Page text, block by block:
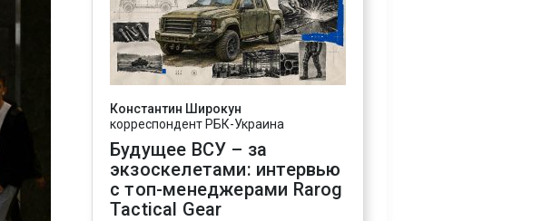
Константин Широкун
корреспондент РБК-Украина
Будущее ВСУ – за
экзоскелетами: интервью
с топ-менеджерами Rarog
Tactical Gear